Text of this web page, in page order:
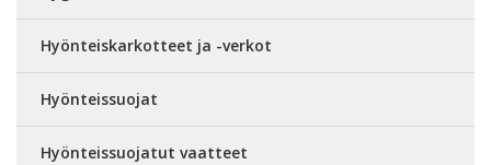
Hyönteiskarkotteet ja -verkot
Hyönteissuojat
Hyönteissuojatut vaatteet